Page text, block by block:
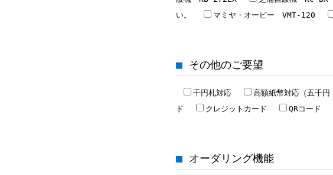
い。
マミヤ・オーピー VMT-120
■ その他のご要望
千円札対応 高額紙幣対応（五千円
ド
クレジットカード QRコード
■ オーダリング機能